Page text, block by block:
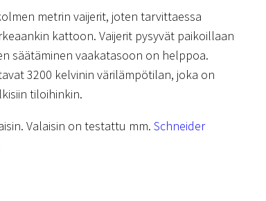
metrin vaijerit, joten tarvittaessa
kattoon. Vaijerit pysyvät paikoillaan
säätäminen vaakatasoon on helppoa.
3200 kelvinin värilämpötilan, joka on
tiloihinkin.
Valaisin on testattu mm.Schneider